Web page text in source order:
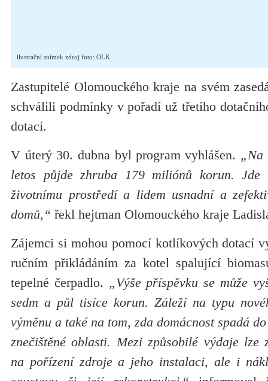
ilustrační snímek zdroj foto: OLK
Zastupitelé Olomouckého kraje na svém
schválili podmínky v pořadí už třetího
dotací.
V úterý 30. dubna byl program vyhlášen. „Na
letos půjde zhruba 179 miliónů korun. Jde
životnímu prostředí a lidem usnadní a
domů,“ řekl hejtman Olomouckého kraje
Zájemci si mohou pomocí kotlíkových dotací
ručním přikládáním za kotel spalující
tepelné čerpadlo. „Výše příspěvku se může
sedm a půl tisíce korun. Záleží na typu
výměnu a také na tom, zda domácnost spadá
znečištěné oblasti. Mezi způsobilé výdaje lze
na pořízení zdroje a jeho instalaci, ale i